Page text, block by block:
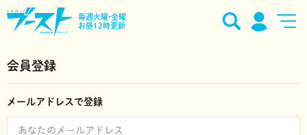
毎週火曜•金曜
お昼12時更新
会員登録
メールアドレスで登録